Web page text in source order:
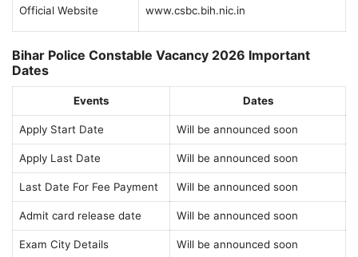
Official Website www.csbc.bih.nic.in
Bihar Police Constable Vacancy 2026 Important
Dates
Events Dates
Apply Start Date Will be announced soon
Apply Last Date Will be announced soon
Last Date For Fee Payment Will be announced soon
Admit card release date Will be announced soon
Exam City Details Will be announced soon